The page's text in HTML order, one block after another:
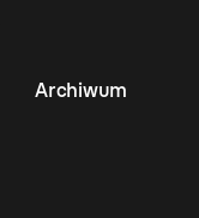
Archiwum